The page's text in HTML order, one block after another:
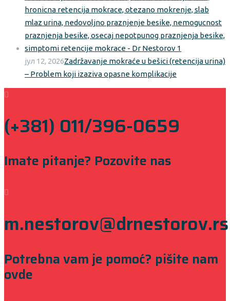
јул 12, 2026Zadržavanje mokraće u bešici (retencija urina)
– Problem koji izaziva opasne komplikacije
(+381) 011/396-0659
Imate pitanje? Pozovite nas
m.nestorov@drnestorov.rs
Potrebna vam je pomoć? pišite nam
ovde